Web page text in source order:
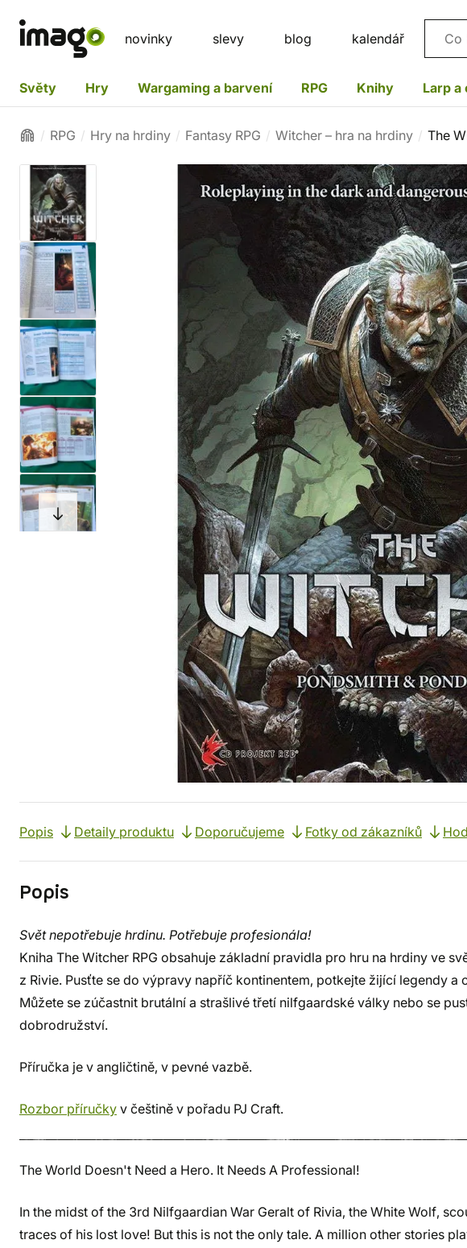
novinky slevy blog kalendář
Světy Hry Wargaming a barvení RPG Knihy Larp a
RPG Hry na hrdiny Fantasy RPG Witcher – hra na hrdiny The
Popis Detaily produktu Doporučujeme Fotky od zákazníků
Popis
Svět nepotřebuje hrdinu. Potřebuje profesionála!
Kniha The Witcher RPG obsahuje základní pravidla pro hru na hrdiny ve
z Rivie. Pusťte se do výpravy napříč kontinentem, potkejte žijící legendy a
Můžete se zúčastnit brutální a strašlivé třetí nilfgaardské války nebo se
dobrodružství.
Příručka je v angličtině, v pevné vazbě.
Rozbor příručky v češtině v pořadu PJ Craft.
The World Doesn't Need a Hero. It Needs A Professional!
In the midst of the 3rd Nilfgaardian War Geralt of Rivia, the White Wolf,
traces of his lost love! But this is not the only tale. A million other stories